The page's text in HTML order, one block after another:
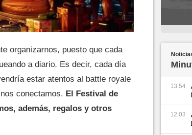
organizarnos, puesto que cada
a diario. Es decir, cada día
estar atentos al battle royale
conectamos. El Festival de
además, regalos y otros
13:54
12:03